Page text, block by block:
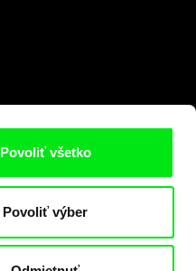
Povoliť všetko
Povoliť výber